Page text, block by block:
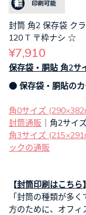
封筒 角2 保存袋 ク
120 T 〒枠ナシ ☆
¥7,910
保存袋・胴貼 角2サ
● 保存袋・胴貼のカ
角0サイズ
封筒通販 ｜角2サイ
角3サイズ
ックの通販
【封筒印刷はこちら】
「封筒の種類が多
方のために、オフィ